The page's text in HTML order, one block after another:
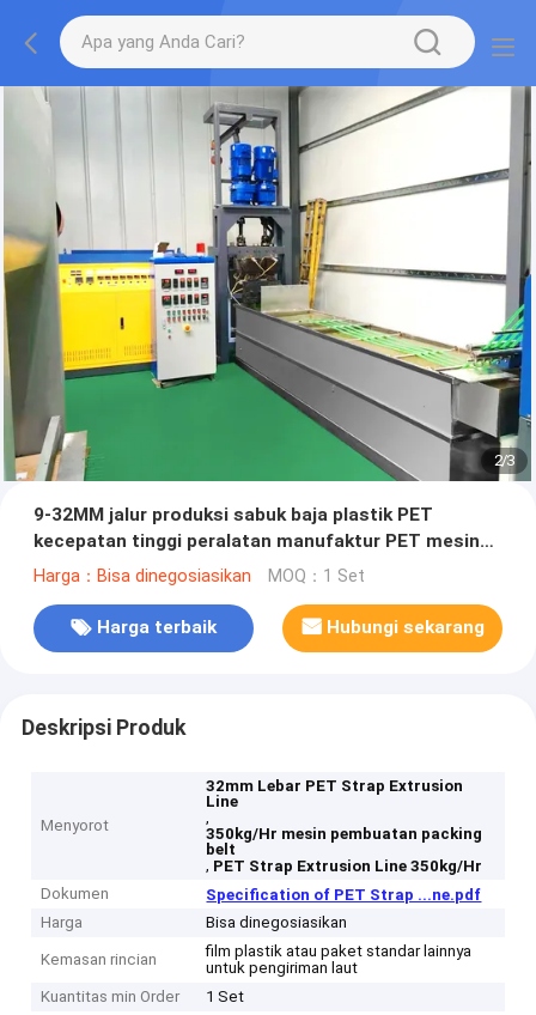
2/3
9-32MM jalur produksi sabuk baja plastik PET
kecepatan tinggi peralatan manufaktur PET mesin
pengikat PET dengan mesin pembungkus
Harga：Bisa dinegosiasikan MOQ：1 Set
Harga terbaik Hubungi sekarang
Deskripsi Produk
Menyorot
32mm Lebar PET Strap Extrusion
Line
,
350kg/Hr mesin pembuatan packing
belt
, PET Strap Extrusion Line 350kg/Hr
Dokumen
Specification of PET Strap ...ne.pdf
Harga
Bisa dinegosiasikan
Kemasan rincian
film plastik atau paket standar lainnya
untuk pengiriman laut
Kuantitas min Order
1 Set